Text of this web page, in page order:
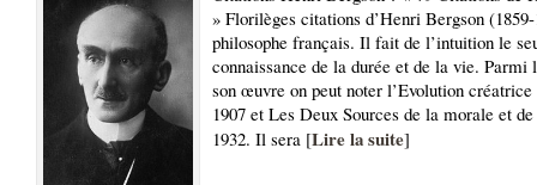
» Florilèges citations d’Henri Bergson
philosophe français. Il fait de l’intuition le
connaissance de la durée et de la vie. Parmi
son œuvre on peut noter l’Evolution créatrice
1907 et Les Deux Sources de la morale et
1932. Il sera [Lire la suite]